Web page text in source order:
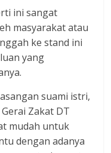
ini sangat
masyarakat atau
ke stand ini
yang
suami istri,
Zakat DT
mudah untuk
dengan adanya